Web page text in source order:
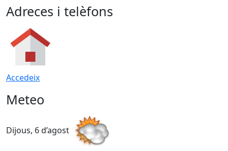
Adreces i telèfons
Accedeix
Meteo
Dijous, 6 d’agost